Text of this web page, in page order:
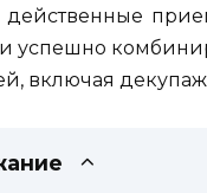
действенные
успешно
включая